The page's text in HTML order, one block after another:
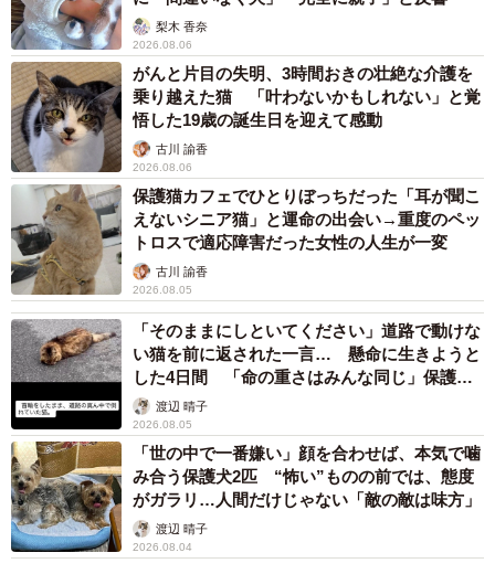
梨木 香奈
2026.08.06
がんと片目の失明、3時間おきの壮絶な介護を
乗り越えた猫 「叶わないかもしれない」と覚
悟した19歳の誕生日を迎えて感動
古川 諭香
2026.08.06
保護猫カフェでひとりぼっちだった「耳が聞こ
えないシニア猫」と運命の出会い→重度のペッ
トロスで適応障害だった女性の人生が一変
古川 諭香
2026.08.05
「そのままにしといてください」道路で動けな
い猫を前に返された一言… 懸命に生きようと
した4日間 「命の重さはみんな同じ」保護団
体代表の訴え
渡辺 晴子
2026.08.05
「世の中で一番嫌い」顔を合わせば、本気で噛
み合う保護犬2匹 “怖い”ものの前では、態度
がガラリ…人間だけじゃない「敵の敵は味方」
渡辺 晴子
2026.08.04